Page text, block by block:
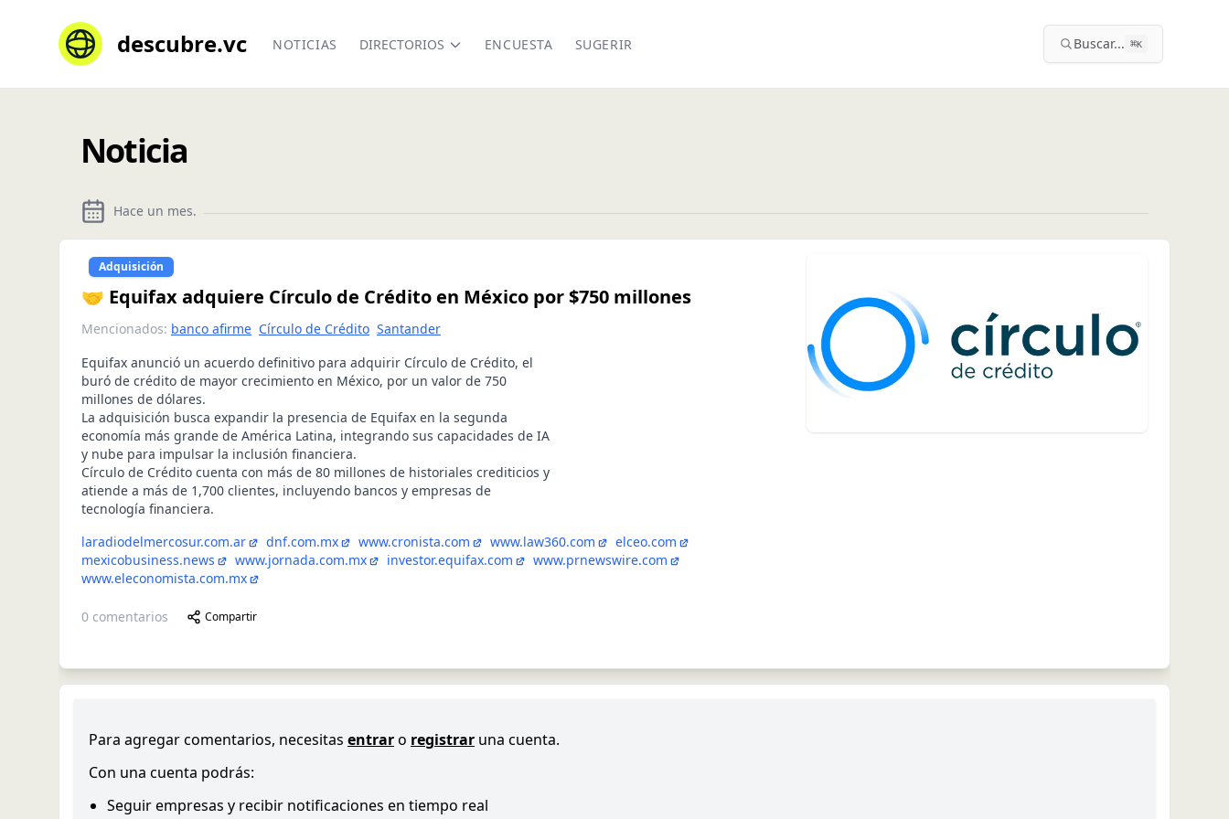
descubre.vc NOTICIAS DIRECTORIOS ENCUESTA SUGERIR Buscar... ⌘K
Noticia
Hace un mes.
Adquisición
🤝 Equifax adquiere Círculo de Crédito en México por $750 millones
Mencionados: banco afirme Círculo de Crédito Santander
Equifax anunció un acuerdo definitivo para adquirir Círculo de Crédito, el
buró de crédito de mayor crecimiento en México, por un valor de 750
millones de dólares.
La adquisición busca expandir la presencia de Equifax en la segunda
economía más grande de América Latina, integrando sus capacidades de IA
y nube para impulsar la inclusión financiera.
Círculo de Crédito cuenta con más de 80 millones de historiales crediticios y
atiende a más de 1,700 clientes, incluyendo bancos y empresas de
tecnología financiera.
laradiodelmercosur.com.ar
dnf.com.mx www.cronista.com www.law360.com
elceo.com
mexicobusiness.news
www.jornada.com.mx investor.equifax.com
www.prnewswire.com
www.eleconomista.com.mx
0 comentarios Compartir
Para agregar comentarios, necesitas entraro registrar una cuenta.
Con una cuenta podrás:
Seguir empresas y recibir notificaciones en tiempo real